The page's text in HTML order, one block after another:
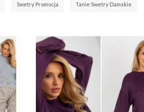
Swetry Promocja Tanie Swetry Damskie